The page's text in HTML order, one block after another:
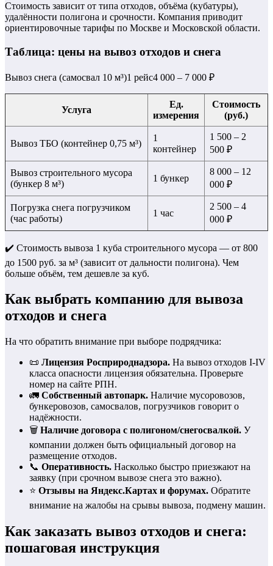
Стоимость зависит от типа отходов, объёма (кубатуры),
удалённости полигона и срочности. Компания приводит
ориентировочные тарифы по Москве и Московской области.
Таблица: цены на вывоз отходов и снега
Вывоз снега (самосвал 10 м³)1 рейс4 000 – 7 000 ₽
Услуга
Ед.
измерения
Стоимость
(руб.)
Вывоз ТБО (контейнер 0,75 м³)
1
контейнер
1 500 – 2
500 ₽
Вывоз строительного мусора
(бункер 8 м³)
1 бункер
8 000 – 12
000 ₽
Погрузка снега погрузчиком
(час работы)
1 час
2 500 – 4
000 ₽
✔️ Стоимость вывоза 1 куба строительного мусора — от 800
до 1500 руб. за м³ (зависит от дальности полигона). Чем
больше объём, тем дешевле за куб.
Как выбрать компанию для вывоза
отходов и снега
На что обратить внимание при выборе подрядчика:
📜 Лицензия Росприроднадзора. На вывоз отходов I-IV
класса опасности лицензия обязательна. Проверьте
номер на сайте РПН.
🚛 Собственный автопарк. Наличие мусоровозов,
бункеровозов, самосвалов, погрузчиков говорит о
надёжности.
🗑️ Наличие договора с полигоном/снегосвалкой. У
компании должен быть официальный договор на
размещение отходов.
📞 Оперативность. Насколько быстро приезжают на
заявку (при срочном вывозе снега это важно).
⭐ Отзывы на Яндекс.Картах и форумах. Обратите
внимание на жалобы на срывы вывоза, подмену машин.
Как заказать вывоз отходов и снега:
пошаговая инструкция